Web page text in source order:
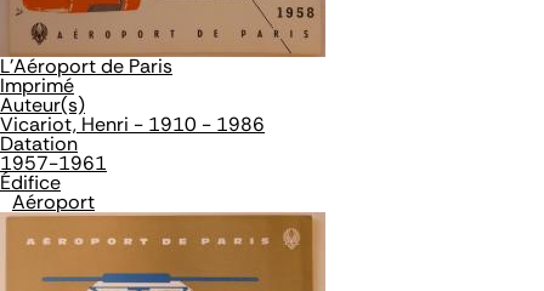
L'Aéroport de Paris
Imprimé
Auteur(s)
Vicariot, Henri - 1910 - 1986
Datation
1957-1961
Édifice
Aéroport